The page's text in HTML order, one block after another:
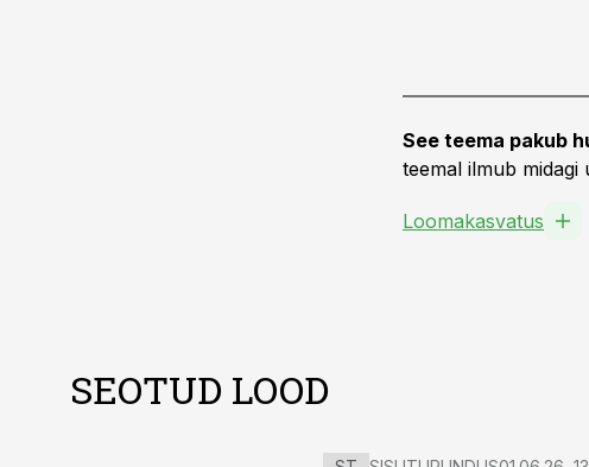
See teema pakub
teemal ilmub midagi
Loomakasvatus
SEOTUD LOOD